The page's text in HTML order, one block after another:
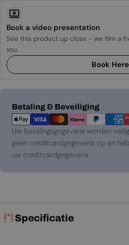
Book a video presentation
See this product up close - we film a
you.
Book Here
Betaling & Beveiliging
Betaalmethoden
Uw betalingsgegevens worden
geen creditcardgegevens op en
uw creditcardgegevens.
Specificatie